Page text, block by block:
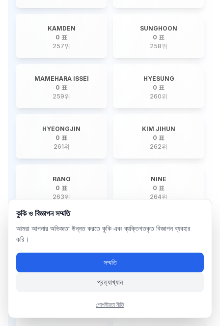
KAMDEN
0 표
257위
SUNGHOON
0 표
258위
MAMEHARA ISSEI
0 표
259위
HYESUNG
0 표
260위
HYEONGJIN
0 표
261위
KIM JIHUN
0 표
262위
RANO
0 표
263위
NINE
0 표
264위
HA.L
WIN
কুকি ও বিজ্ঞাপন সম্মতি
আমরা আপনার অভিজ্ঞতা উন্নত করতে কুকি এবং ব্যক্তিগতকৃত বিজ্ঞাপন ব্যবহার
করি।
সম্মতি
প্রত্যাখ্যান
গোপনীয়তা নীতি